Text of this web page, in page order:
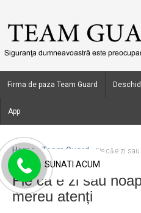
Firma de paza Team Guard
App
Home › Team Guard Fie că e zi
Fie că e zi sau
mereu atenți
SUNATI ACUM